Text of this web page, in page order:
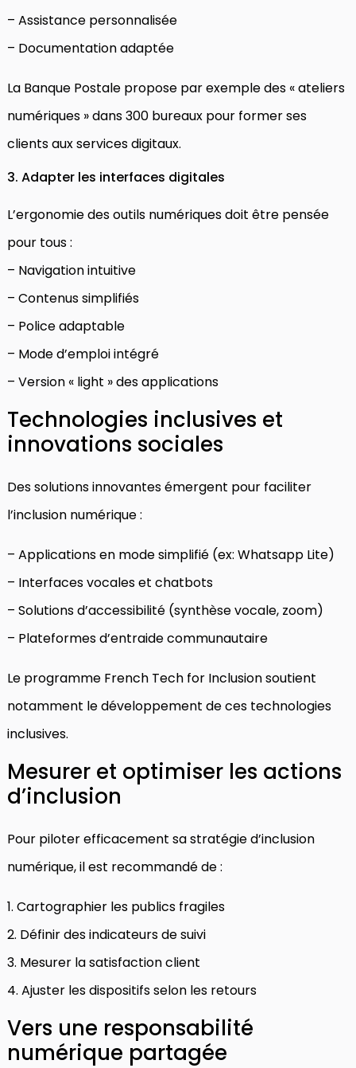
– Assistance personnalisée
– Documentation adaptée
La Banque Postale propose par exemple des « ateliers
numériques » dans 300 bureaux pour former ses
clients aux services digitaux.
3. Adapter les interfaces digitales
L’ergonomie des outils numériques doit être pensée
pour tous :
– Navigation intuitive
– Contenus simplifiés
– Police adaptable
– Mode d’emploi intégré
– Version « light » des applications
Technologies inclusives et
innovations sociales
Des solutions innovantes émergent pour faciliter
l’inclusion numérique :
– Applications en mode simplifié (ex: Whatsapp Lite)
– Interfaces vocales et chatbots
– Solutions d’accessibilité (synthèse vocale, zoom)
– Plateformes d’entraide communautaire
Le programme French Tech for Inclusion soutient
notamment le développement de ces technologies
inclusives.
Mesurer et optimiser les actions
d’inclusion
Pour piloter efficacement sa stratégie d’inclusion
numérique, il est recommandé de :
1. Cartographier les publics fragiles
2. Définir des indicateurs de suivi
3. Mesurer la satisfaction client
4. Ajuster les dispositifs selon les retours
Vers une responsabilité
numérique partagée